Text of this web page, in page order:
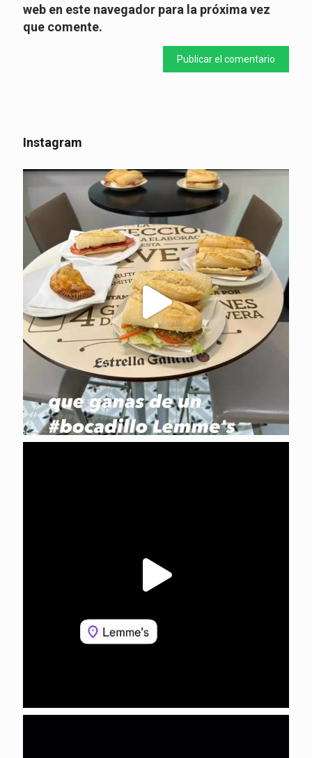
web en este navegador para la próxima vez
que comente.
Instagram